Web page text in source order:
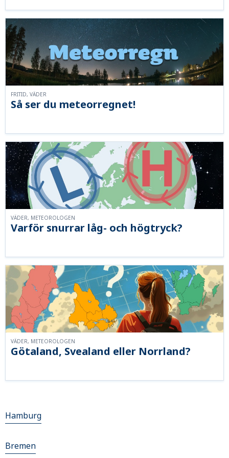
Så ser du meteorregnet!
FRITID, VÄDER
Varför snurrar låg- och högtryck?
VÄDER, METEOROLOGEN
Götaland, Svealand eller Norrland?
VÄDER, METEOROLOGEN
Hamburg
Bremen